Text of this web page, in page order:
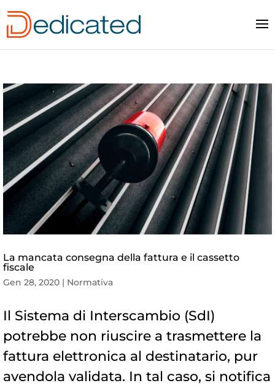
La mancata consegna della fattura e il cassetto
fiscale
Gen 28, 2020 | Normativa
Il Sistema di Interscambio (SdI)
potrebbe non riuscire a trasmettere la
fattura elettronica al destinatario, pur
avendola validata. In tal caso, si notifica